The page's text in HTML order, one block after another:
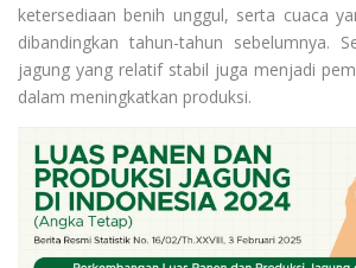
ketersediaan benih unggul, serta cuaca
dibandingkan tahun-tahun sebelumnya.
jagung yang relatif stabil juga menjadi
dalam meningkatkan produksi.